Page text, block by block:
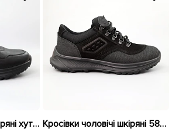
Кросівки чоловічі шкіряні хутро 590273 Чорні Кросівки чоловічі шкіряні 589922 Чорні розпродаж